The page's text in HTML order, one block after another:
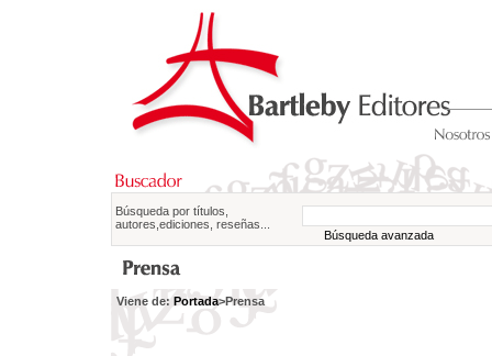
Búsqueda por títulos,
autores,ediciones, reseñas...
Búsqueda avanzada
Viene de: Portada>Prensa